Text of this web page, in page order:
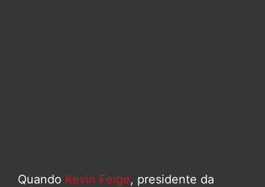
Quando Kevin Feige, presidente da